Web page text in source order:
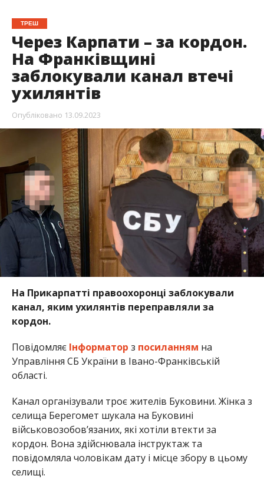
ТРЕШ
Через Карпати – за кордон.
На Франківщині
заблокували канал втечі
ухилянтів
Опубліковано 13.09.2023
На Прикарпатті правоохоронці заблокували
канал, яким ухилянтів переправляли за
кордон.
Повідомляє Інформатор з посиланням на
Управління СБ України в Івано-Франківській
області.
Канал організували троє жителів Буковини. Жінка з
селища Берегомет шукала на Буковині
військовозобов’язаних, які хотіли втекти за
кордон. Вона здійснювала інструктаж та
повідомляла чоловікам дату і місце збору в цьому
селищі.